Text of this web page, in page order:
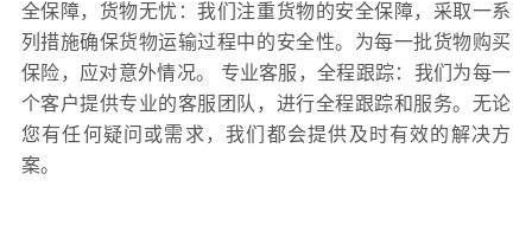
全保障，货物无忧：我们注重货物的安全保障，采取一系
列措施确保货物运输过程中的安全性。为每一批货物购买
保险，应对意外情况。 专业客服，全程跟踪：我们为每一
个客户提供专业的客服团队，进行全程跟踪和服务。无论
您有任何疑问或需求，我们都会提供及时有效的解决方
案。